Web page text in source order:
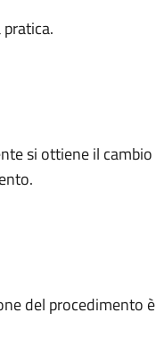
si ottiene il cambio
del procedimento è